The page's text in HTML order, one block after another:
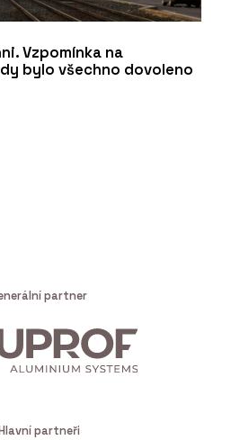
Vzpomínka na
bylo všechno dovoleno
partner
partneři